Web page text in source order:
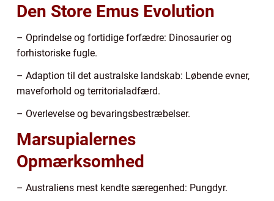
Den Store Emus Evolution
– Oprindelse og fortidige forfædre: Dinosaurier og
forhistoriske fugle.
– Adaption til det australske landskab: Løbende evner,
maveforhold og territorialadfærd.
– Overlevelse og bevaringsbestræbelser.
Marsupialernes
Opmærksomhed
– Australiens mest kendte særegenhed: Pungdyr.